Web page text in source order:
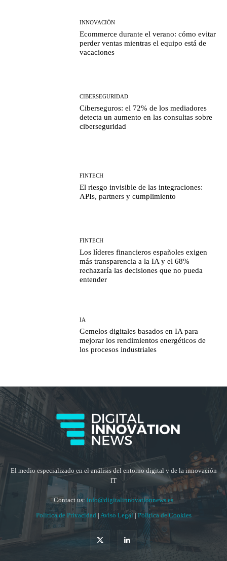
INNOVACIÓN
Ecommerce durante el verano: cómo evitar
perder ventas mientras el equipo está de
vacaciones
CIBERSEGURIDAD
Ciberseguros: el 72% de los mediadores
detecta un aumento en las consultas sobre
ciberseguridad
FINTECH
El riesgo invisible de las integraciones:
APIs, partners y cumplimiento
FINTECH
Los líderes financieros españoles exigen
más transparencia a la IA y el 68%
rechazaría las decisiones que no pueda
entender
IA
Gemelos digitales basados en IA para
mejorar los rendimientos energéticos de
los procesos industriales
El medio especializado en el análisis del entorno digital y de la innovación
IT
Contact us: info@digitalinnovationnews.es
Política de Privacidad | Aviso Legal | Política de Cookies